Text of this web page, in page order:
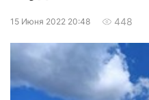
15 Июня 2022 20:48 448